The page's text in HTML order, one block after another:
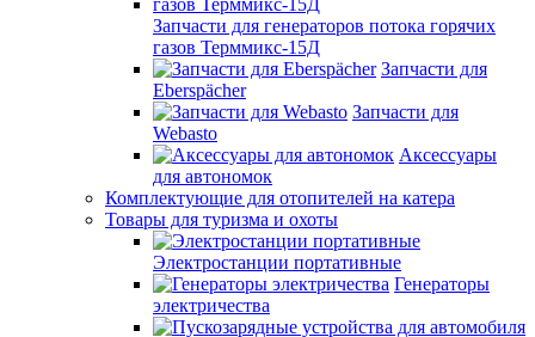
Запчасти для генераторов потока горячих
газов Терммикс-15Д
Запчасти для
Eberspächer
Запчасти для
Webasto
Аксессуары
для автономок
Комплектующие для отопителей на катера
Товары для туризма и охоты
Электростанции портативные
Генераторы
электричества